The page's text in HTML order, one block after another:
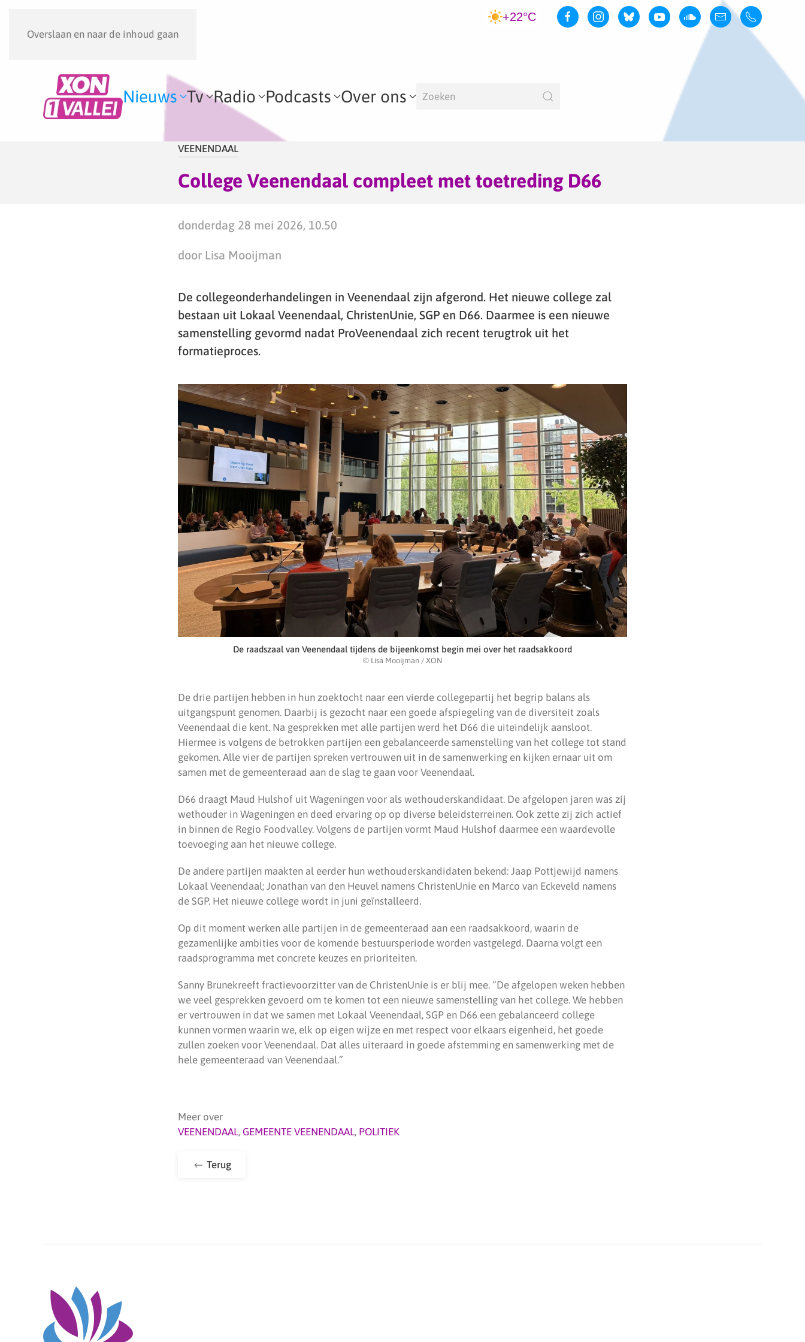
Overslaan en naar de inhoud gaan
+22°C
Nieuws Tv Radio Podcasts Over ons
VEENENDAAL
College Veenendaal compleet met toetreding D66
donderdag 28 mei 2026, 10.50
door Lisa Mooijman
De collegeonderhandelingen in Veenendaal zijn afgerond. Het nieuwe college zal
bestaan uit Lokaal Veenendaal, ChristenUnie, SGP en D66. Daarmee is een nieuwe
samenstelling gevormd nadat ProVeenendaal zich recent terugtrok uit het
formatieproces.
De raadszaal van Veenendaal tijdens de bijeenkomst begin mei over het raadsakkoord
© Lisa Mooijman / XON
De drie partijen hebben in hun zoektocht naar een vierde collegepartij het begrip balans als
uitgangspunt genomen. Daarbij is gezocht naar een goede afspiegeling van de diversiteit zoals
Veenendaal die kent. Na gesprekken met alle partijen werd het D66 die uiteindelijk aansloot.
Hiermee is volgens de betrokken partijen een gebalanceerde samenstelling van het college tot stand
gekomen. Alle vier de partijen spreken vertrouwen uit in de samenwerking en kijken ernaar uit om
samen met de gemeenteraad aan de slag te gaan voor Veenendaal.
D66 draagt Maud Hulshof uit Wageningen voor als wethouderskandidaat. De afgelopen jaren was zij
wethouder in Wageningen en deed ervaring op op diverse beleidsterreinen. Ook zette zij zich actief
in binnen de Regio Foodvalley. Volgens de partijen vormt Maud Hulshof daarmee een waardevolle
toevoeging aan het nieuwe college.
De andere partijen maakten al eerder hun wethouderskandidaten bekend: Jaap Pottjewijd namens
Lokaal Veenendaal; Jonathan van den Heuvel namens ChristenUnie en Marco van Eckeveld namens
de SGP. Het nieuwe college wordt in juni geïnstalleerd.
Op dit moment werken alle partijen in de gemeenteraad aan een raadsakkoord, waarin de
gezamenlijke ambities voor de komende bestuursperiode worden vastgelegd. Daarna volgt een
raadsprogramma met concrete keuzes en prioriteiten.
Sanny Brunekreeft fractievoorzitter van de ChristenUnie is er blij mee. “De afgelopen weken hebben
we veel gesprekken gevoerd om te komen tot een nieuwe samenstelling van het college. We hebben
er vertrouwen in dat we samen met Lokaal Veenendaal, SGP en D66 een gebalanceerd college
kunnen vormen waarin we, elk op eigen wijze en met respect voor elkaars eigenheid, het goede
zullen zoeken voor Veenendaal. Dat alles uiteraard in goede afstemming en samenwerking met de
hele gemeenteraad van Veenendaal.”
Meer over
VEENENDAAL, GEMEENTE VEENENDAAL, POLITIEK
Terug